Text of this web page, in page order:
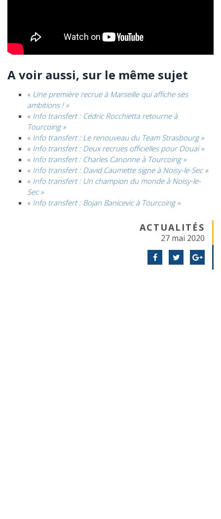
A voir aussi, sur le même sujet
« Une première recrue à Marseille qui affiche ses
ambitions ! »
« Info transfert : Cédric Rocchietta retourne à
Tourcoing »
« Info transfert : Le renouveau du Team Strasbourg »
« Info transfert : Deux recrues officielles pour Douai »
« Info transfert : Charles Canonne à Tourcoing »
« Info transfert : David Caumette signe à Noisy-le-Sec»
« Info transfert : Un champion du monde à Noisy-le-
Sec »
« Info transfert : Bojan Banicevic à Tourcoing »
ACTUALITÉS
27 mai 2020